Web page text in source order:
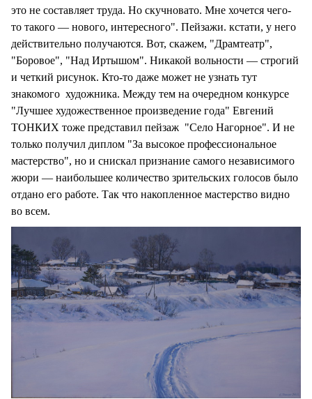
это не составляет труда. Но скучновато. Мне хочется чего-
то такого — нового, интересного". Пейзажи. кстати, у него
действительно получаются. Вот, скажем, "Драмтеатр",
"Боровое", "Над Иртышом". Никакой вольности — строгий
и четкий рисунок. Кто-то даже может не узнать тут
знакомого художника. Между тем на очередном конкурсе
"Лучшее художественное произведение года" Евгений
ТОНКИХ тоже представил пейзаж "Село Нагорное". И не
только получил диплом "За высокое профессиональное
мастерство", но и снискал признание самого независимого
жюри — наибольшее количество зрительских голосов было
отдано его работе. Так что накопленное мастерство видно
во всем.